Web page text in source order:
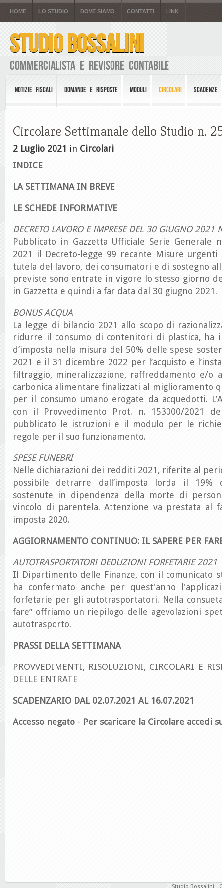
HOME LO STUDIO DOVE SIAMO CONTATTI LINK
STUDIO BOSSALINI
Commercialista e Revisore Contabile
NOTIZIE FISCALI DOMANDE E RISPOSTE MODULI CIRCOLARI SCADENZE
Circolare Settimanale dello Studio n.
2 Luglio 2021 in Circolari
INDICE
LA SETTIMANA IN BREVE
LE SCHEDE INFORMATIVE
DECRETO LAVORO E IMPRESE DEL 30 GIUGNO 2021
Pubblicato in Gazzetta Ufficiale Serie Generale
2021 il Decreto-legge 99 recante Misure
tutela del lavoro, dei consumatori e di sostegno
previste sono entrate in vigore lo stesso giorno
in Gazzetta e quindi a far data dal 30 giugno 2021.
BONUS ACQUA
La legge di bilancio 2021 allo scopo di
ridurre il consumo di contenitori di plastica, ha
d’imposta nella misura del 50% delle spese
2021 e il 31 dicembre 2022 per l’acquisto e
filtraggio, mineralizzazione, raffreddamento e/o
carbonica alimentare finalizzati al miglioramento
per il consumo umano erogate da acquedotti.
con il Provvedimento Prot. n. 153000/2021
pubblicato le istruzioni e il modulo per le
regole per il suo funzionamento.
SPESE FUNEBRI
Nelle dichiarazioni dei redditi 2021, riferite al
possibile detrarre dall’imposta lorda il 19%
sostenute in dipendenza della morte di
vincolo di parentela. Attenzione va prestata al
imposta 2020.
AGGIORNAMENTO CONTINUO: IL SAPERE PER
AUTOTRASPORTATORI DEDUZIONI FORFETARIE 2021
Il Dipartimento delle Finanze, con il comunicato
ha confermato anche per quest'anno
forfetarie per gli autotrasportatori. Nella
fare” offriamo un riepilogo delle agevolazioni
autotrasporto.
PRASSI DELLA SETTIMANA
PROVVEDIMENTI, RISOLUZIONI, CIRCOLARI E
DELLE ENTRATE
SCADENZARIO DAL 02.07.2021 AL 16.07.2021
Accesso negato - Per scaricare la Circolare accedi
Studio Bossalini -